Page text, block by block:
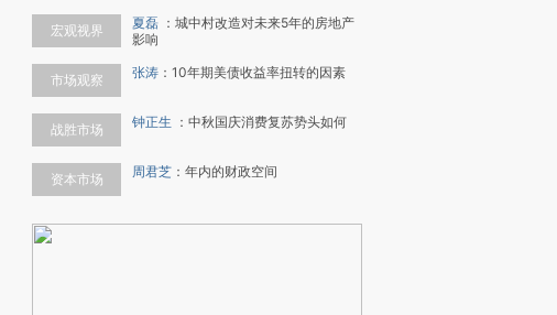
宏观视界 夏磊 ： 城中村改造对未来5年的房地产
影响
市场观察 张涛 ： 10年期美债收益率扭转的因素
战胜市场 钟正生 ： 中秋国庆消费复苏势头如何
资本市场 周君芝 ： 年内的财政空间